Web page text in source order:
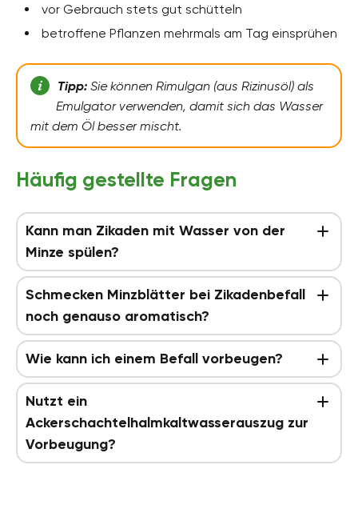
vor Gebrauch stets gut schütteln
betroffene Pflanzen mehrmals am Tag einsprühen
Tipp:Sie können Rimulgan (aus Rizinusöl) als
Emulgator verwenden, damit sich das Wasser
mit dem Öl besser mischt.
Häufig gestellte Fragen
Kann man Zikaden mit Wasser von der
Minze spülen?
Schmecken Minzblätter bei Zikadenbefall
noch genauso aromatisch?
Wie kann ich einem Befall vorbeugen?
Nutzt ein
Ackerschachtelhalmkaltwasserauszug zur
Vorbeugung?